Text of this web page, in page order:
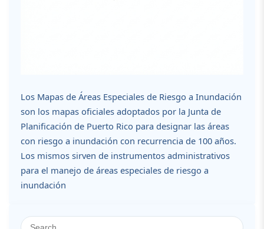
Los Mapas de Áreas Especiales de Riesgo a Inundación
son los mapas oficiales adoptados por la Junta de
Planificación de Puerto Rico para designar las áreas
con riesgo a inundación con recurrencia de 100 años.
Los mismos sirven de instrumentos administrativos
para el manejo de áreas especiales de riesgo a
inundación